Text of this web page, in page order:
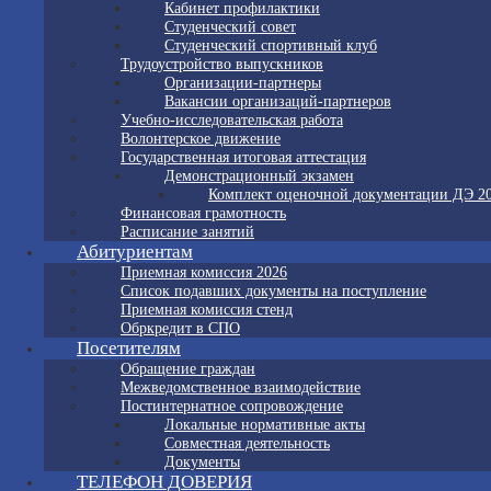
Кабинет профилактики
Студенческий совет
Студенческий спортивный клуб
Трудоустройство выпускников
Организации-партнеры
Вакансии организаций-партнеров
Учебно-исследовательская работа
Волонтерское движение
Государственная итоговая аттестация
Демонстрационный экзамен
Комплект оценочной документации ДЭ
Финансовая грамотность
Расписание занятий
Абитуриентам
Приемная комиссия 2026
Список подавших документы на поступление
Приемная комиссия стенд
Обркредит в СПО
Посетителям
Обращение граждан
Межведомственное взаимодействие
Постинтернатное сопровождение
Локальные нормативные акты
Совместная деятельность
Документы
ТЕЛЕФОН ДОВЕРИЯ